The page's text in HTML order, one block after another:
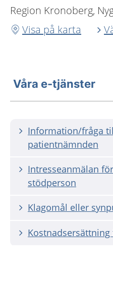
Region Kronoberg,
Visa på karta
Våra e-tjänster
Information/fråga
patientnämnden
Intresseanmälan
stödperson
Klagomål eller